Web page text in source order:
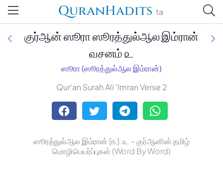
QuranHadits ta
Jan Trust Foundation
Mufti Omar Sheriff Qasimi,
குர்ஆன் ஸூரா ஸூரத்துல்ஆல இம்ரான்
வசனம் ௨
ஸூரா (ஸூரத்துல்ஆல இம்ரான்)
Qur'an Surah Ali 'Imran Verse 2
ஸூரத்துல்ஆல இம்ரான் [௩]: ௨ ~ குர்ஆனின் தமிழ்
மொழிபெயர்ப்புகள் (Word By Word)